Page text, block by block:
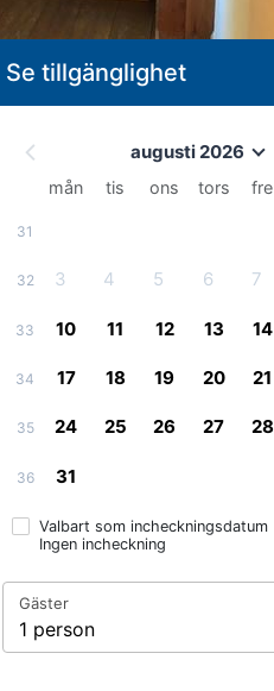
Se tillgänglighet
augusti 2026
mån tis ons tors fre
31
32 3 4 5 6 7
33 10 11 12 13 14
34 17 18 19 20 21
35 24 25 26 27 28
36 31
Valbart som incheckningsdatum
Ingen incheckning
Gäster
1 person